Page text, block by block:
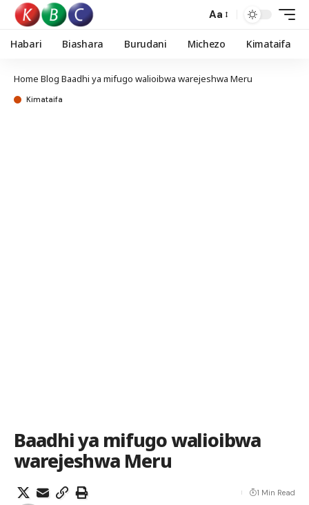
Aa
Habari Biashara Burudani Michezo Kimataifa
Home Blog Baadhi ya mifugo walioibwa warejeshwa Meru
Kimataifa
Baadhi ya mifugo walioibwa
warejeshwa Meru
1 Min Read